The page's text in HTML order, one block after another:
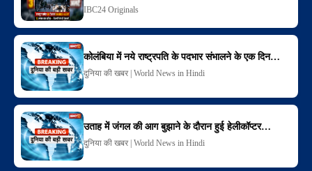
IBC24 Originals
कोलंबिया में नये राष्ट्रपति के पदभार संभालने के एक दिन…
दुनिया की खबर | World News in Hindi
उताह में जंगल की आग बुझाने के दौरान हुई हेलीकॉप्टर…
दुनिया की खबर | World News in Hindi